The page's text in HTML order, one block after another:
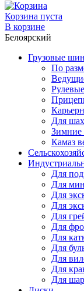
Корзина пуста
В корзине
Белоярский
Грузовые
По
Для
Зимние
Камаз
Для
Для
Для
Для
Для
Для
Для
Для
Для
Для
Для